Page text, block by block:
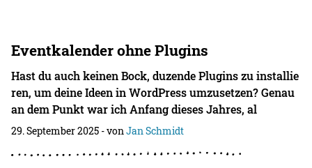
Eventkalender ohne Plugins
Hast du auch keinen Bock, duzende Plugins zu installie
ren, um deine Ideen in WordPress umzusetzen? Genau
an dem Punkt war ich Anfang dieses Jahres, al
29. September 2025 - vonJan Schmidt